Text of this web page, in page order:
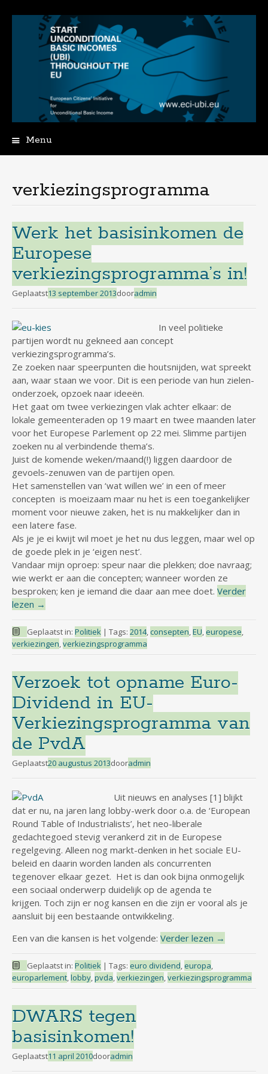
Menu
inhoud
verkiezingsprogramma
Werk het basisinkomen de
Europese
verkiezingsprogramma’s in!
Geplaatst13 september 2013dooradmin
In veel politieke
partijen wordt nu gekneed aan concept
verkiezingsprogramma’s.
Ze zoeken naar speerpunten die houtsnijden, wat spreekt
aan, waar staan we voor. Dit is een periode van hun zielen-
onderzoek, opzoek naar ideeën.
Het gaat om twee verkiezingen vlak achter elkaar: de
lokale gemeenteraden op 19 maart en twee maanden later
voor het Europese Parlement op 22 mei. Slimme partijen
zoeken nu al verbindende thema’s.
Juist de komende weken/maand(!) liggen daardoor de
gevoels-zenuwen van de partijen open.
Het samenstellen van ‘wat willen we’ in een of meer
concepten is moeizaam maar nu het is een toegankelijker
moment voor nieuwe zaken, het is nu makkelijker dan in
een latere fase.
Als je je ei kwijt wil moet je het nu dus leggen, maar wel op
de goede plek in je ‘eigen nest’.
Vandaar mijn oproep: speur naar die plekken; doe navraag;
wie werkt er aan die concepten; wanneer worden ze
besproken; ken je iemand die daar aan mee doet. Verder
lezen →
Geplaatst in: Politiek | Tags: 2014,consepten,EU, europese,
verkiezingen,verkiezingsprogramma
Verzoek tot opname Euro-
Dividend in EU-
Verkiezingsprogramma van
de PvdA
Geplaatst20 augustus 2013dooradmin
Uit nieuws en analyses [1] blijkt
dat er nu, na jaren lang lobby-werk door o.a. de ‘European
Round Table of Industrialists’, het neo-liberale
gedachtegoed stevig verankerd zit in de Europese
regelgeving. Alleen nog markt-denken in het sociale EU-
beleid en daarin worden landen als concurrenten
tegenover elkaar gezet. Het is dan ook bijna onmogelijk
een sociaal onderwerp duidelijk op de agenda te
krijgen. Toch zijn er nog kansen en die zijn er vooral als je
aansluit bij een bestaande ontwikkeling.
Een van die kansen is het volgende: Verder lezen →
Geplaatst in: Politiek | Tags: euro dividend, europa,
europarlement,lobby,pvda,verkiezingen,verkiezingsprogramma
DWARS tegen
basisinkomen!
Geplaatst11 april 2010dooradmin